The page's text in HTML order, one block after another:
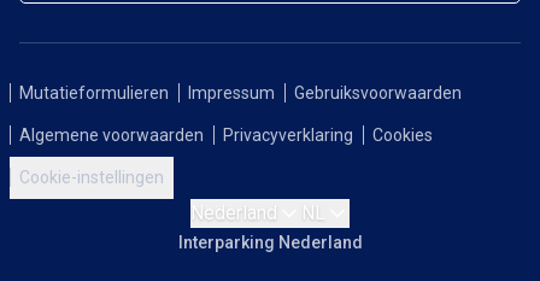
Mutatieformulieren Impressum Gebruiksvoorwaarden
Algemene voorwaarden Privacyverklaring Cookies
Cookie-instellingen
Nederland NL
Interparking Nederland